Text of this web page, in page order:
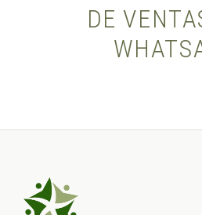
DE